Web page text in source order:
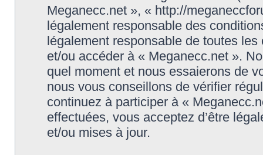
Meganecc.net », « http://
légalement responsable des
légalement responsable de toutes
et/ou accéder à « Meganecc.net ».
quel moment et nous essaierons de
nous vous conseillons de vérifier
continuez à participer à «
effectuées, vous acceptez d’être
et/ou mises à jour.